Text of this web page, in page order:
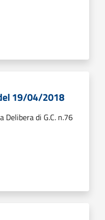
19/04/2018
Delibera di G.C. n.76